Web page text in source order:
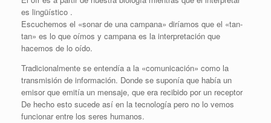
es lingüístico .
Escuchemos el «sonar de una campana» diríamos que el «tan-
tan» es lo que oímos y campana es la interpretación que
hacemos de lo oído.
Tradicionalmente se entendía a la «comunicación» como la
transmisión de información. Donde se suponía que había un
emisor que emitía un mensaje, que era recibido por un receptor
De hecho esto sucede así en la tecnología pero no lo vemos
funcionar entre los seres humanos.